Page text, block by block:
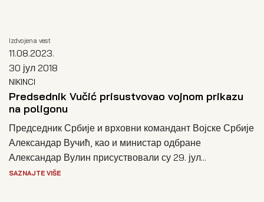
Izdvojena vest
11.08.2023.
30 јул 2018
NIKINCI
Predsednik Vučić prisustvovao vojnom prikazu
na poligonu
Председник Србије и врховни командант Војске Србије
Александар Вучић, као и министар одбране
Александар Вулин присуствовали су 29. јул...
SAZNAJTE VIŠE